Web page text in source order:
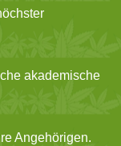
akademische
Angehörigen.